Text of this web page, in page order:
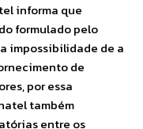
informa que
formulado pelo
impossibilidade de a
de
por essa
também
entre os